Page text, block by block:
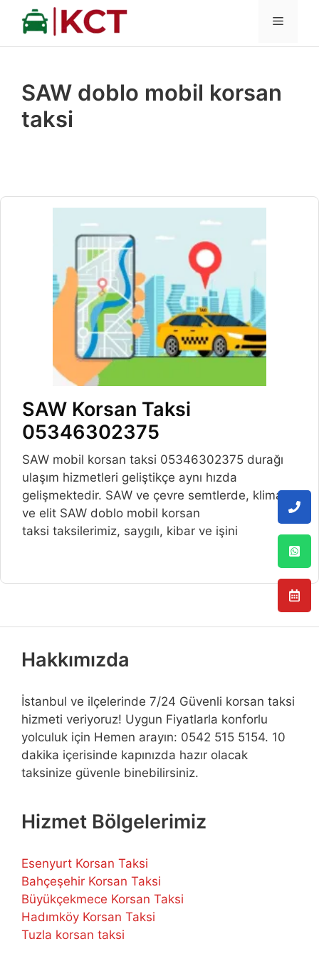
İçeriğe
MENÜ
SAW doblo mobil korsan
taksi
SAW Korsan Taksi
05346302375
SAW mobil korsan taksi 05346302375 durağı
ulaşım hizmetleri geliştikçe aynı hızda
gelişmektedir. SAW ve çevre semtlerde, klimalı
ve elit SAW doblo mobil korsan
taksi taksilerimiz, saygılı, kibar ve işini
Hakkımızda
İstanbul ve ilçelerinde 7/24 Güvenli korsan taksi
hizmeti veriyoruz! Uygun Fiyatlarla konforlu
yolculuk için Hemen arayın: 0542 515 5154. 10
dakika içerisinde kapınızda hazır olacak
taksinize güvenle binebilirsiniz.
Hizmet Bölgelerimiz
Esenyurt Korsan Taksi
Bahçeşehir Korsan Taksi
Büyükçekmece Korsan Taksi
Hadımköy Korsan Taksi
Tuzla korsan taksi